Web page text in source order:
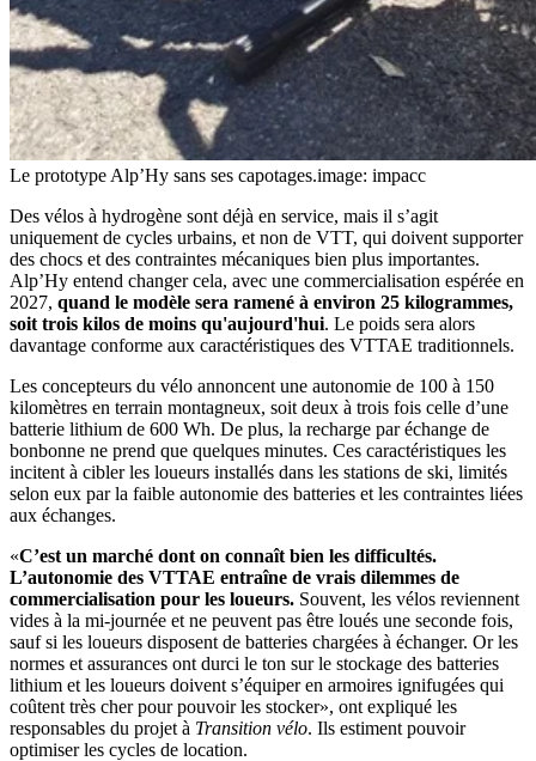
Le prototype Alp’Hy sans ses capotages.image: impacc
Des vélos à hydrogène sont déjà en service, mais il s’agit
uniquement de cycles urbains, et non de VTT, qui doivent supporter
des chocs et des contraintes mécaniques bien plus importantes.
Alp’Hy entend changer cela, avec une commercialisation espérée en
2027, quand le modèle sera ramené à environ 25 kilogrammes,
soit trois kilos de moins qu'aujourd'hui. Le poids sera alors
davantage conforme aux caractéristiques des VTTAE traditionnels.
Les concepteurs du vélo annoncent une autonomie de 100 à 150
kilomètres en terrain montagneux, soit deux à trois fois celle d’une
batterie lithium de 600 Wh. De plus, la recharge par échange de
bonbonne ne prend que quelques minutes. Ces caractéristiques les
incitent à cibler les loueurs installés dans les stations de ski, limités
selon eux par la faible autonomie des batteries et les contraintes liées
aux échanges.
«C’est un marché dont on connaît bien les difficultés.
L’autonomie des VTTAE entraîne de vrais dilemmes de
commercialisation pour les loueurs. Souvent, les vélos reviennent
vides à la mi-journée et ne peuvent pas être loués une seconde fois,
sauf si les loueurs disposent de batteries chargées à échanger. Or les
normes et assurances ont durci le ton sur le stockage des batteries
lithium et les loueurs doivent s’équiper en armoires ignifugées qui
coûtent très cher pour pouvoir les stocker», ont expliqué les
responsables du projet à Transition vélo. Ils estiment pouvoir
optimiser les cycles de location.